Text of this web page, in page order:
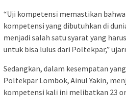
“Uji kompetensi memastikan
kompetensi yang dibutuhkan di
menjadi salah satu syarat yang
untuk bisa lulus dari Poltekpar,”
Sedangkan, dalam kesempatan
Poltekpar Lombok, Ainul Yakin,
kompetensi kali ini melibatkan 23